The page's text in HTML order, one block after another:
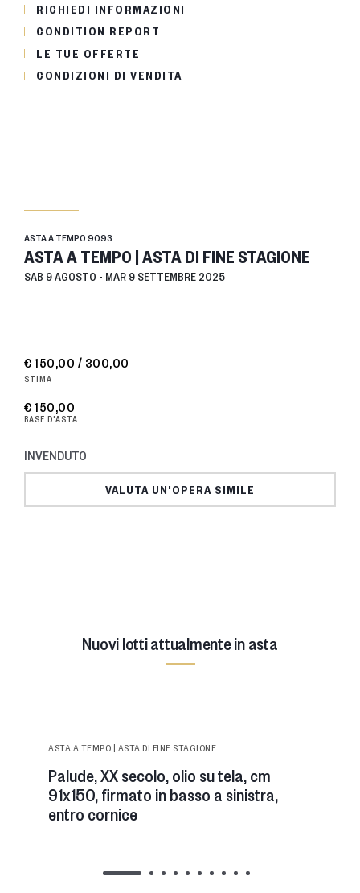
RICHIEDI INFORMAZIONI
CONDITION REPORT
LE TUE OFFERTE
CONDIZIONI DI VENDITA
ASTA A TEMPO9093
ASTA A TEMPO | ASTA DI FINE STAGIONE
SAB 9 AGOSTO - MAR 9 SETTEMBRE 2025
€ 150,00 / 300,00
STIMA
€ 150,00
BASE D'ASTA
INVENDUTO
VALUTA UN'OPERA SIMILE
Nuovi lotti attualmente in asta
palude-xx-secolo-olio-su-tela-cm-91x150-
firmato-.webp
ASTA A TEMPO | ASTA DI FINE STAGIONE
Palude, XX secolo, olio su tela, cm
91x150, firmato in basso a sinistra,
entro cornice